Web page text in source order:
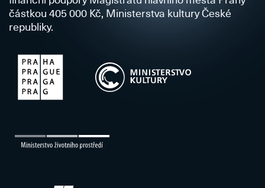
částkou 405 000 Kč, Ministerstva kultury České
republiky.